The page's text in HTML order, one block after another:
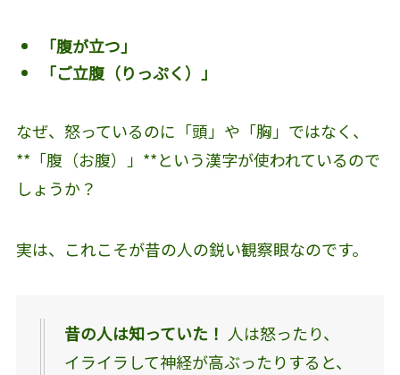
「腹が立つ」
「ご立腹（りっぷく）」
なぜ、怒っているのに「頭」や「胸」ではなく、
**「腹（お腹）」**という漢字が使われているので
しょうか？
実は、これこそが昔の人の鋭い観察眼なのです。
昔の人は知っていた！ 人は怒ったり、
イライラして神経が高ぶったりすると、